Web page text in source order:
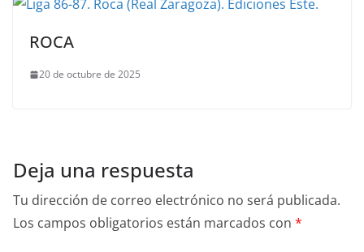
ROCA
20 de octubre de 2025
Deja una respuesta
Tu dirección de correo electrónico no será publicada.
Los campos obligatorios están marcados con *